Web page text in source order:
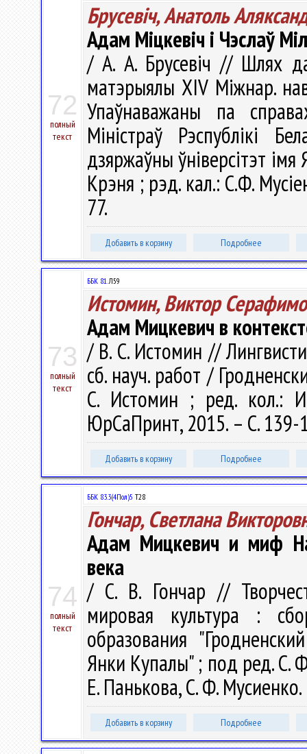
72
полный
текст
Брусевіч, Анатоль
Адам Мiцкевiч і Чэслаў
/ А. А. Брусевіч // Шлях
матэрыялы ХIV Міжнар.
Упаўнаважаны па
Міністраў Рэспублікі
дзяржаўны ўніверсітэт
Крэня ; рэд. кал.: С.Ф.
77.
Добавить в корзину Подробнее
73
полный
текст
ББК 81.Л59
Истомин, Виктор
Адам Мицкевич в
/ В. С. Истомин //
сб. науч. работ /
С. Истомин ; ред. кол.:
ЮрСаПринт, 2015. – С.
Добавить в корзину Подробнее
74
полный
текст
ББК 83.3(4Пол)5 Т28
Гончар, Светлана
Адам Мицкевич и миф
века
/ С. В. Гончар //
мировая культура :
образования
Янки Купалы" ; под ред. С.
Е. Панькова, С. Ф.
Добавить в корзину Подробнее